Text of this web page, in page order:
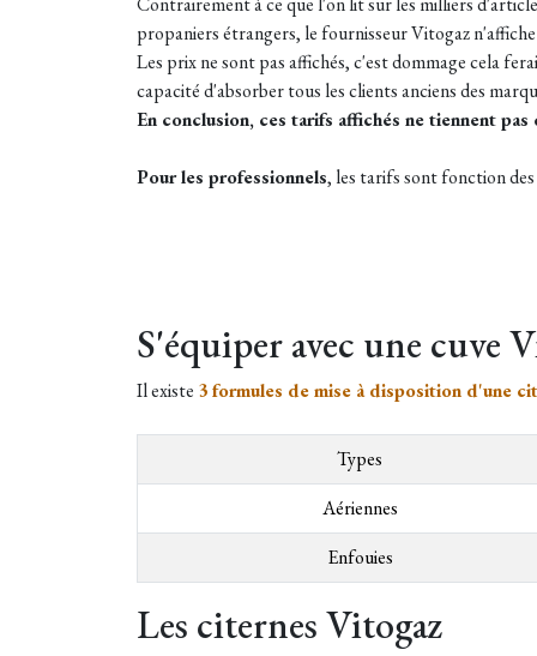
propaniers étrangers, le fournisseur Vitogaz
Les prix ne sont pas affichés, c'est dommage cela
capacité d'absorber tous les clients anciens des
En conclusion, ces tarifs affichés ne tiennent
Pour les professionnels, les tarifs sont fonction
S'équiper avec une cuve
Il existe 3 formules de mise à disposition d'une
Types
Aériennes
Enfouies
Les citernes Vitogaz